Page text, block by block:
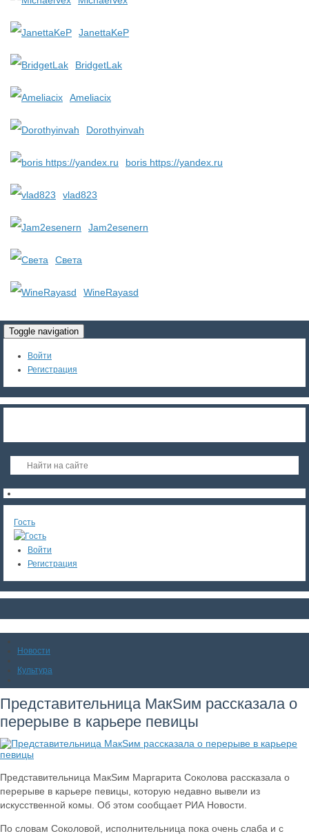
JanettaKeP
BridgetLak
Ameliacix
Dorothyinvah
boris https://yandex.ru
vlad823
Jam2esenern
Света
WineRayasd
Toggle navigation
Войти
Регистрация
Гость
Войти
Регистрация
Новости
Культура
Представительница МакSим рассказала о
перерыве в карьере певицы
Представительница МакSим Маргарита Соколова рассказала о
перерыве в карьере певицы, которую недавно вывели из
искусственной комы. Об этом сообщает РИА Новости.
По словам Соколовой, исполнительница пока очень слаба и с